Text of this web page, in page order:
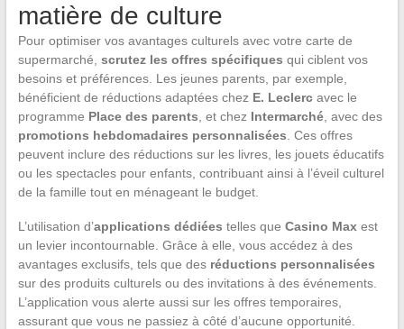
matière de culture
Pour optimiser vos avantages culturels avec votre carte de
supermarché, scrutez les offres spécifiques qui ciblent vos
besoins et préférences. Les jeunes parents, par exemple,
bénéficient de réductions adaptées chez E. Leclercavec le
programme Place des parents , et chez Intermarché, avec des
promotions hebdomadaires personnalisées . Ces offres
peuvent inclure des réductions sur les livres, les jouets éducatifs
ou les spectacles pour enfants, contribuant ainsi à l’éveil culturel
de la famille tout en ménageant le budget.
L’utilisation d’applications dédiées telles que Casino Maxest
un levier incontournable. Grâce à elle, vous accédez à des
avantages exclusifs, tels que des réductions personnalisées
sur des produits culturels ou des invitations à des événements.
L’application vous alerte aussi sur les offres temporaires,
assurant que vous ne passiez à côté d’aucune opportunité.